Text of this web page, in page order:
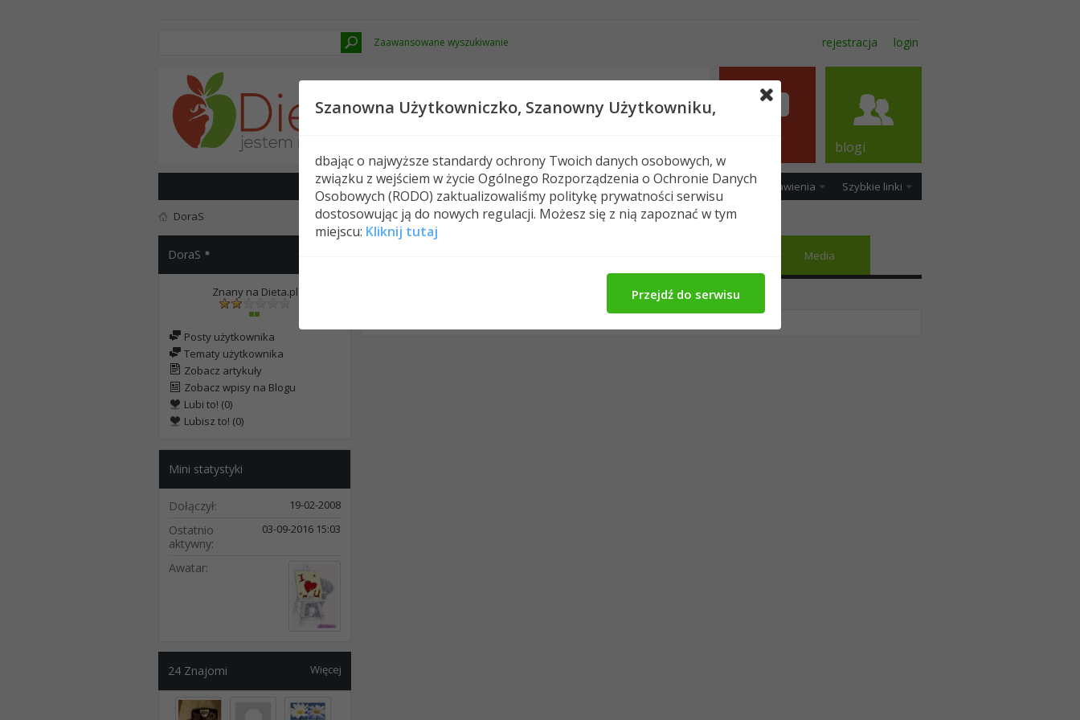
Zaawansowane wyszukiwanie rejestracja login
Nowe posty FAQ Kalendarz Spełeczność Ustawienia Szybkie linki
blogi
DoraS
DoraS
Znany na Dieta.pl
Posty użytkownika
Tematy użytkownika
Zobacz artykuły
Zobacz wpisy na Blogu
Lubi to! (0)
Lubisz to! (0)
Mini statystyki
Dołączył 19-02-2008
Ostatnio
aktywny
03-09-2016 15:03
Awatar
Więcej
24 Znajomi
Media
Szanowna Użytkowniczko, Szanowny Użytkowniku,
dbając o najwyższe standardy ochrony Twoich danych osobowych, w
związku z wejściem w życie Ogólnego Rozporządzenia o Ochronie Danych
Osobowych (RODO) zaktualizowaliśmy politykę prywatności serwisu
dostosowując ją do nowych regulacji. Możesz się z nią zapoznać w tym
miejscu: Kliknij tutaj
Przejdź do serwisu